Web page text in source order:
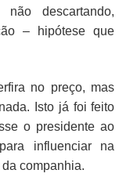
descartando,
– hipótese que
no preço, mas
Isto já foi feito
o presidente ao
influenciar na
companhia.